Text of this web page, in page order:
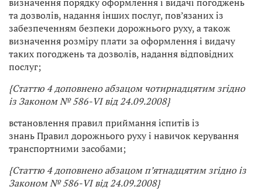
та дозволів, надання інших послуг, пов’язаних із
забезпеченням безпеки дорожнього руху, а також
визначення розміру плати за оформлення і видачу
таких погоджень та дозволів, надання відповідних
послуг;
{Статтю 4 доповнено абзацом чотирнадцятим згідно
із Законом № 586-VI від 24.09.2008}
встановлення правил приймання іспитів із
знань Правил дорожнього руху і навичок керування
транспортними засобами;
{Статтю 4 доповнено абзацом п’ятнадцятим згідно із
Законом № 586-VI від 24.09.2008}